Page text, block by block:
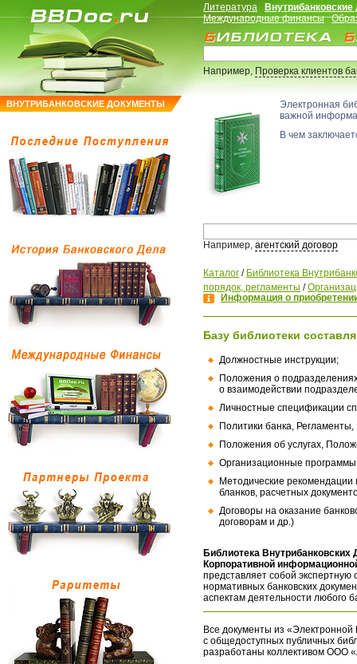
ВНУТРИБАНКОВСКИЕ ДОКУМЕНТЫ
Литература
Международные финансы
Например,Проверка клиентов
Электронная
важной
В чем
Например, агентский договор
Каталог / Библиотека
порядок, регламенты /
Информация о
Базу библиотеки
Должностные инструкции;
Положения о
о взаимодействии
Личностные спецификации
Политики банка,
Положения об услугах,
Организационные
Методические
бланков, расчетных
Договоры на оказание
договорам и др.)
Библиотека
Корпоративной
представляет собой экспертную
нормативных банковских
аспектам деятельности любого
Все документы из «Электронной
с общедоступных публичных
разработаны коллективом ООО